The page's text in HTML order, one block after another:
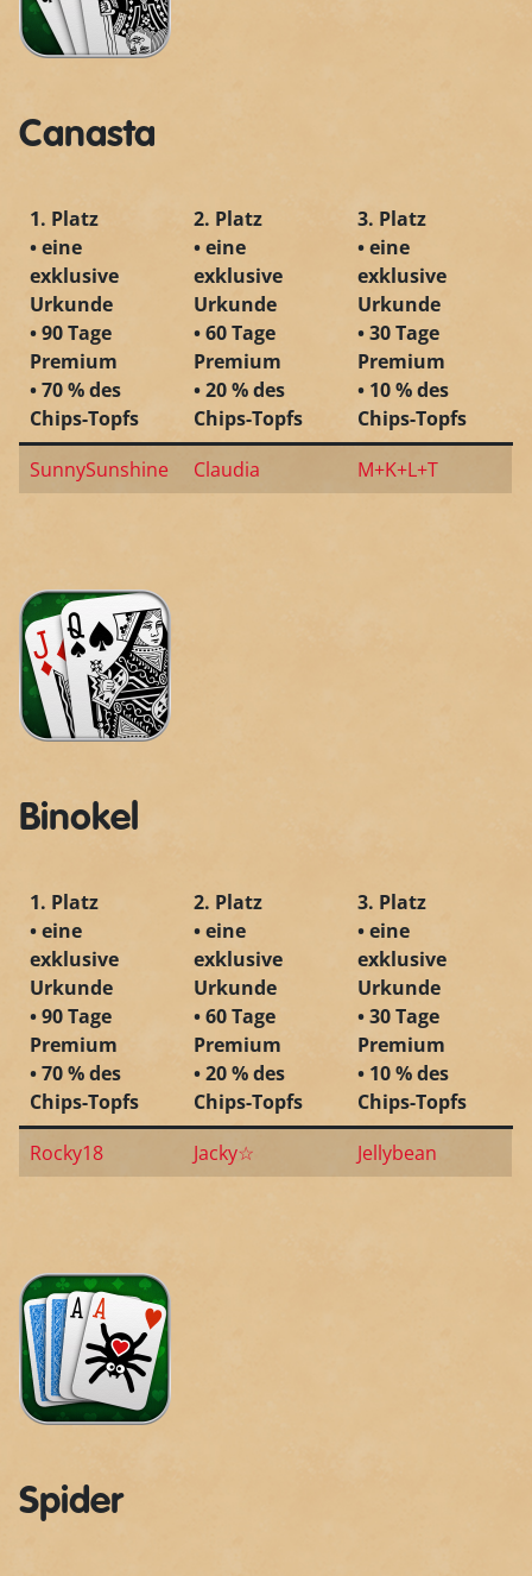
Canasta
1. Platz
• eine
exklusive
Urkunde
• 90 Tage
Premium
• 70 % des
Chips-Topfs
2. Platz
• eine
exklusive
Urkunde
• 60 Tage
Premium
• 20 % des
Chips-Topfs
3. Platz
• eine
exklusive
Urkunde
• 30 Tage
Premium
• 10 % des
Chips-Topfs
SunnySunshine
Claudia M+K+L+T
Binokel
1. Platz
• eine
exklusive
Urkunde
• 90 Tage
Premium
• 70 % des
Chips-Topfs
2. Platz
• eine
exklusive
Urkunde
• 60 Tage
Premium
• 20 % des
Chips-Topfs
3. Platz
• eine
exklusive
Urkunde
• 30 Tage
Premium
• 10 % des
Chips-Topfs
Rocky18
Jacky☆ Jellybean
Spider